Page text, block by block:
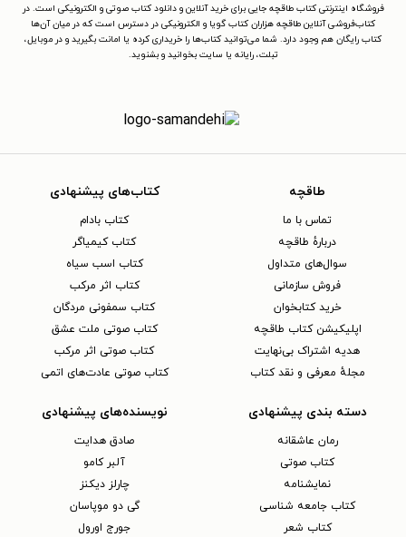
فروشگاه اینترنتی کتاب طاقچه جایی برای خرید آنلاین و دانلود کتاب صوتی و الکترونیکی است. در
کتاب‌فروشی آنلاین طاقچه هزاران کتاب گویا و الکترونیکی در دسترس است که در میان آن‌ها
کتاب رایگان هم وجود دارد. شما می‌توانید کتاب‌ها را خریداری کرده یا امانت بگیرید و در موبایل،
تبلت، رایانه یا سایت بخوانید و بشنوید.
طاقچه
تماس با ما
دربارهٔ طاقچه
سوال‌های متداول
فروش سازمانی
خرید کتابخوان
اپلیکیشن کتاب طاقچه
هدیه اشتراک بی‌نهایت
مجلهٔ معرفی و نقد کتاب
کتاب‌های پیشنهادی
کتاب بادام
کتاب کیمیاگر
کتاب اسب سیاه
کتاب اثر مرکب
کتاب سمفونی مردگان
کتاب صوتی ملت عشق
کتاب صوتی اثر مرکب
کتاب صوتی عادت‌های اتمی
دسته بندی پیشنهادی
رمان عاشقانه
کتاب‌ صوتی
نمایشنامه
کتاب جامعه شناسی
کتاب شعر
نویسنده‌های پیشنهادی
صادق هدایت
آلبر کامو
چارلز دیکنز
گی دو موپاسان
جورج اورول